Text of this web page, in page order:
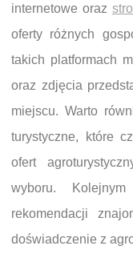
internetowe oraz
oferty różnych
takich platformach
oraz zdjęcia
miejscu. Warto
turystyczne, które
ofert
wyboru.
rekomendacji
doświadczenie z